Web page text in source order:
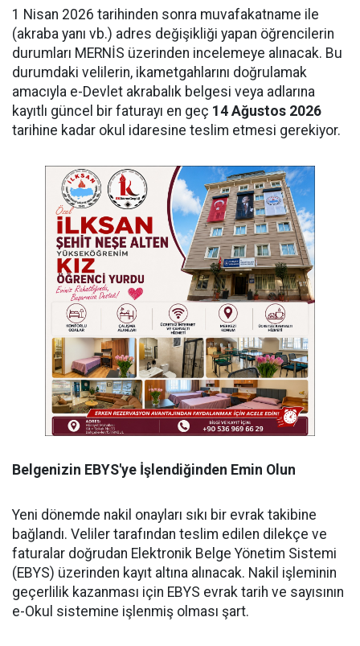
1 Nisan 2026 tarihinden sonra muvafakatname ile
(akraba yanı vb.) adres değişikliği yapan öğrencilerin
durumları MERNİS üzerinden incelemeye alınacak. Bu
durumdaki velilerin, ikametgahlarını doğrulamak
amacıyla e-Devlet akrabalık belgesi veya adlarına
kayıtlı güncel bir faturayı en geç 14 Ağustos 2026
tarihine kadar okul idaresine teslim etmesi gerekiyor.
Belgenizin EBYS'ye İşlendiğinden Emin Olun
Yeni dönemde nakil onayları sıkı bir evrak takibine
bağlandı. Veliler tarafından teslim edilen dilekçe ve
faturalar doğrudan Elektronik Belge Yönetim Sistemi
(EBYS) üzerinden kayıt altına alınacak. Nakil işleminin
geçerlilik kazanması için EBYS evrak tarih ve sayısının
e-Okul sistemine işlenmiş olması şart.